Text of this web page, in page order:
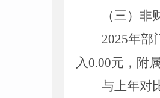
（三） 非
2025年部
入0.00元，附
与上年对